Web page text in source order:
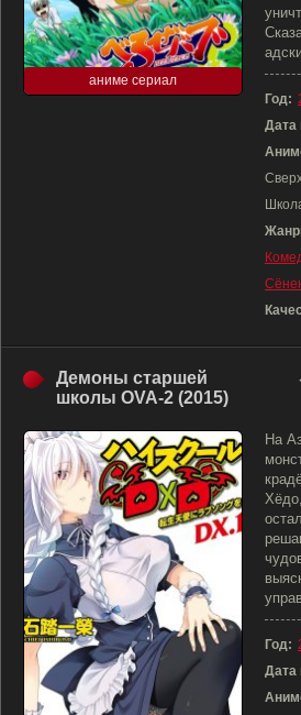
аниме сериал
Год:
Дата
Демоны старшей
школы OVA-2 (2015)
На
Год:
Дата